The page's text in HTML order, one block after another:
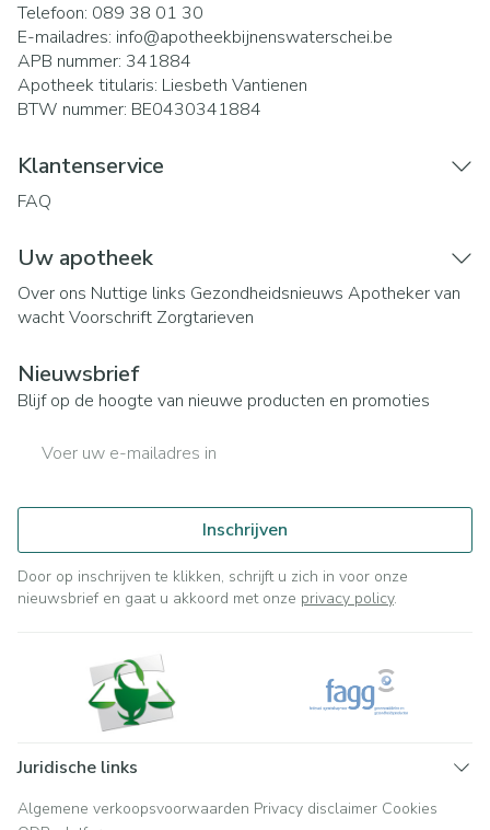
Telefoon: 089 38 01 30
E-mailadres: info@apotheekbijnenswaterschei.be
APB nummer: 341884
Apotheek titularis: Liesbeth Vantienen
BTW nummer: BE0430341884
Klantenservice
FAQ
Uw apotheek
Over ons Nuttige links Gezondheidsnieuws Apotheker van
wachtVoorschrift Zorgtarieven
Nieuwsbrief
Blijf op de hoogte van nieuwe producten en promoties
Inschrijven
Door op inschrijven te klikken, schrijft u zich in voor onze
nieuwsbrief en gaat u akkoord met onze privacy policy.
Juridische links
Algemene verkoopsvoorwaarden Privacy disclaimer Cookies